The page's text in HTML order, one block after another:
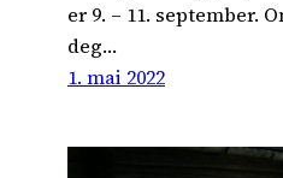
er 9. – 11. september.
deg…
1. mai 2022